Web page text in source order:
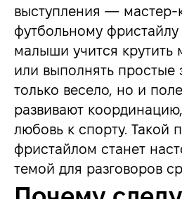
выступления — мастер-
футбольному фристайлу
малыши учится крутить
или выполнять простые
только весело, но и
развивают
любовь к спорту. Такой
фристайлом станет
темой для разговоров